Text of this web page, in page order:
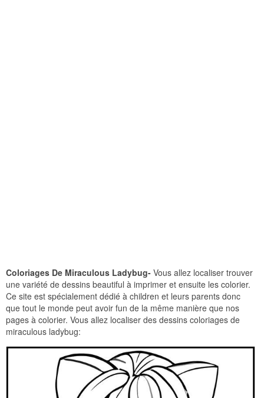
Coloriages De Miraculous Ladybug- Vous allez localiser trouver
une variété de dessins beautiful à imprimer et ensuite les colorier.
Ce site est spécialement dédié à children et leurs parents donc
que tout le monde peut avoir fun de la même manière que nos
pages à colorier. Vous allez localiser des dessins coloriages de
miraculous ladybug: